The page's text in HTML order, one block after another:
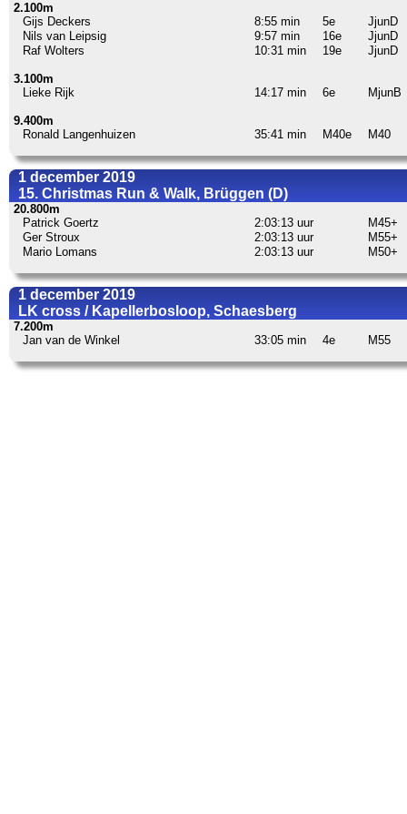
2.100m
Gijs Deckers
8:55 min 5e
JjunD
Nils van Leipsig
9:57 min 16e
JjunD
Raf Wolters
10:31 min 19e JjunD
3.100m
Lieke Rijk
14:17 min 6e MjunB
9.400m
Ronald Langenhuizen
35:41 min M40e M40
1 december 2019
15. Christmas Run & Walk, Brüggen (D)
20.800m
Patrick Goertz
2:03:13 uur
M45+
Ger Stroux
2:03:13 uur
M55+
Mario Lomans
2:03:13 uur M50+
1 december 2019
LK cross / Kapellerbosloop, Schaesberg
7.200m
Jan van de Winkel
33:05 min 4e M55